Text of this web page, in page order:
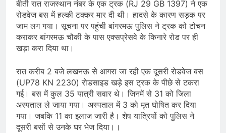
बीती रात राजस्थान नंबर के एक ट्रक (RJ 29 GB 1397) ने एक
रोडवेज बस में हल्की टक्कर मार दी थी। हादसे के कारण सड़क पर
जाम लग गया। सूचना पर पहुंची बांगरमऊ पुलिस ने ट्रक को टोचन
कराकर बांगरमऊ चौकी के पास एक्सप्रेसवे के किनारे रोड पर ही
खड़ा करा दिया था।
रात करीब 2 बजे लखनऊ से आगरा जा रही एक दूसरी रोडवेज बस
(UP78 KN 2230) रोडसाइड खड़े इस ट्रक के पीछे से टकरा
गई। बस में कुल 35 यात्री सवार थे। जिनमें से 31 को जिला
अस्पताल ले जाया गया। अस्पताल में 3 को मृत घोषित कर दिया
गया। जबकि 11 का इलाज जारी है। शेष यात्रियों को पुलिस ने
दूसरी बसों से उनके घर भेज दिया।।